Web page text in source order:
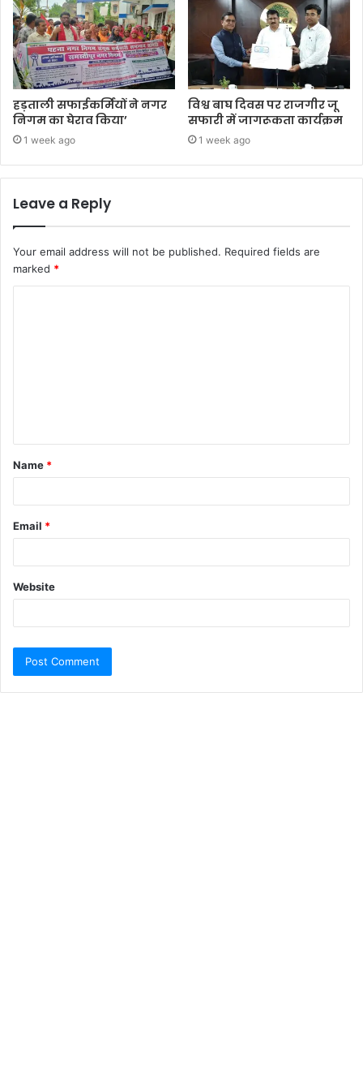
हड़ताली सफाईकर्मियों ने नगर
निगम का घेराव किया’
1 week ago
विश्व बाघ दिवस पर राजगीर जू
सफारी में जागरूकता कार्यक्रम
1 week ago
Leave a Reply
Your email address will not be published. Required fields are
marked *
Name *
Email *
Website